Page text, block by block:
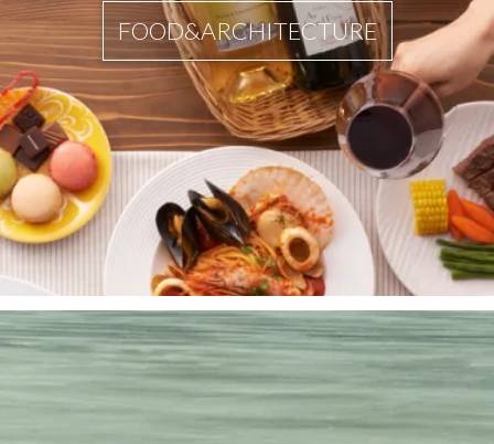
FOOD&ARCHITECTURE